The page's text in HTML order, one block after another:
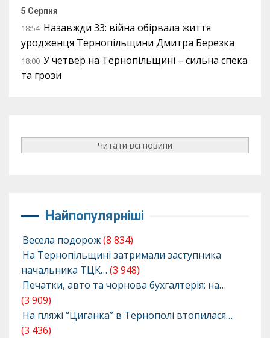
5 Серпня
18:54 Назавжди 33: війна обірвала життя
уродженця Тернопільщини Дмитра Березка
18:00 У четвер на Тернопільщині – сильна спека
та грози
Читати всі новини
Найпопулярніші
Весела подорож(8 834)
На Тернопільщині затримали заступника
начальника ТЦК… (3 948)
Печатки, авто та чорнова бухгалтерія: на…
(3 909)
На пляжі “Циганка” в Тернополі втопилася…
(3 436)